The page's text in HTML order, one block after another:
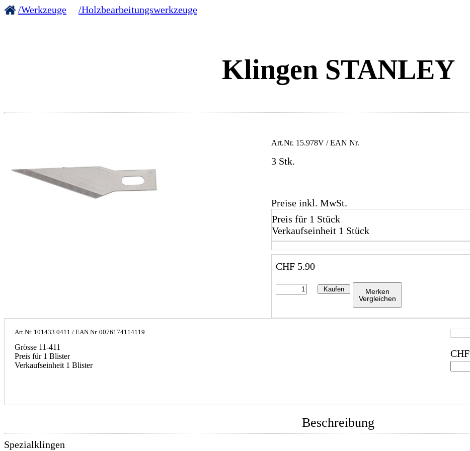
/Werkzeuge /Holzbearbeitungswerkzeuge
Klingen STANLEY
Art.Nr. 15.978V / EAN Nr.
3 Stk.
Preise inkl. MwSt.
Preis für 1 Stück
Verkaufseinheit 1 Stück
CHF 5.90
Kaufen
Merken
Vergleichen
Art.Nr. 101433.0411 / EAN Nr. 0076174114119
Grösse 11-411
Preis für 1 Blister
Verkaufseinheit 1 Blister
CHF
Beschreibung
Spezialklingen